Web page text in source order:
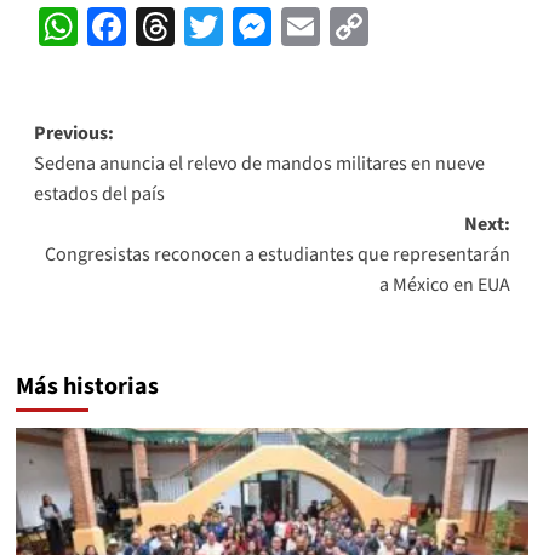
WhatsApp
Facebook
Threads
Twitter
Messenger
EmailCopy
Post
navigation
Previous:
Sedena anuncia el relevo de mandos militares en nueve
estados del país
Next:
Congresistas reconocen a estudiantes que representarán
a México en EUA
Más historias